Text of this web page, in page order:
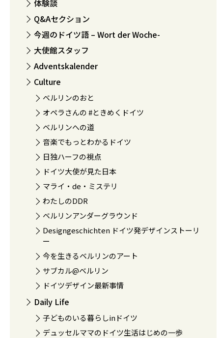
体験談
Q&Aセクション
今週のドイツ語 – Wort der Woche-
大使館スタッフ
Adventskalender
Culture
ベルリンのおと
オペラさんの #ときめくドイツ
ベルリンへの道
音楽でもっとわかるドイツ
日独ハーフの視点
ドイツ大使が見た日本
マライ・de・ミステリ
わたしのDDR
ベルリンアンダーグラウンド
Designgeschichten ドイツ発デザインストーリ
ー
今を生きるベルリンのアート
サブカル@ベルリン
ドイツデザイン最新事情
Daily Life
子どものいる暮らしinドイツ
デュッセルママのドイツ生活はじめの一歩